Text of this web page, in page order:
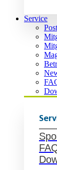
Service